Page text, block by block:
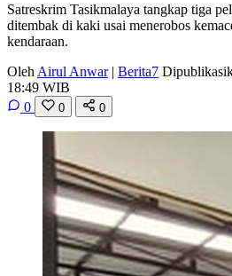
Satreskrim Tasikmalaya tangkap tiga
ditembak di kaki usai menerobos
kendaraan.
Oleh Airul Anwar | Berita7
18:49 WIB
0
0 0